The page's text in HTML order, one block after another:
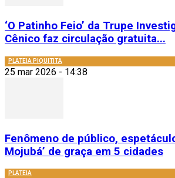
‘O Patinho Feio’ da Trupe
Cênico faz circulação gratuita...
PLATEIA PIQUITITA
25 mar 2026 - 14:38
Fenômeno de público,
Mojubá’ de graça em 5 cidades
PLATEIA